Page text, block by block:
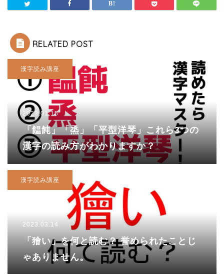
RELATED POST
漢字読み講座
2023.01.15
「饂飩」「烝」「平型洋琴」これら3つの
漢字の読み方がわかりますか？
漢字読み講座
2023.03.14
「獪い」を何と読む？ 誉められたことじ
ゃありません。